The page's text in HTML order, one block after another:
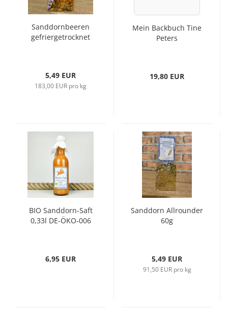
Sanddornbeeren
gefriergetrocknet
5,49 EUR
183,00 EUR pro kg
Mein Backbuch Tine
Peters
19,80 EUR
BIO Sanddorn-Saft
0,33l DE-ÖKO-006
6,95 EUR
Sanddorn Allrounder
60g
5,49 EUR
91,50 EUR pro kg